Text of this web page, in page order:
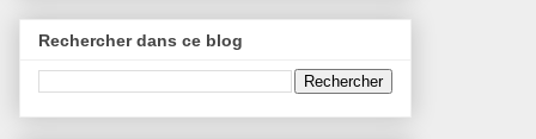
Rechercher dans ce blog